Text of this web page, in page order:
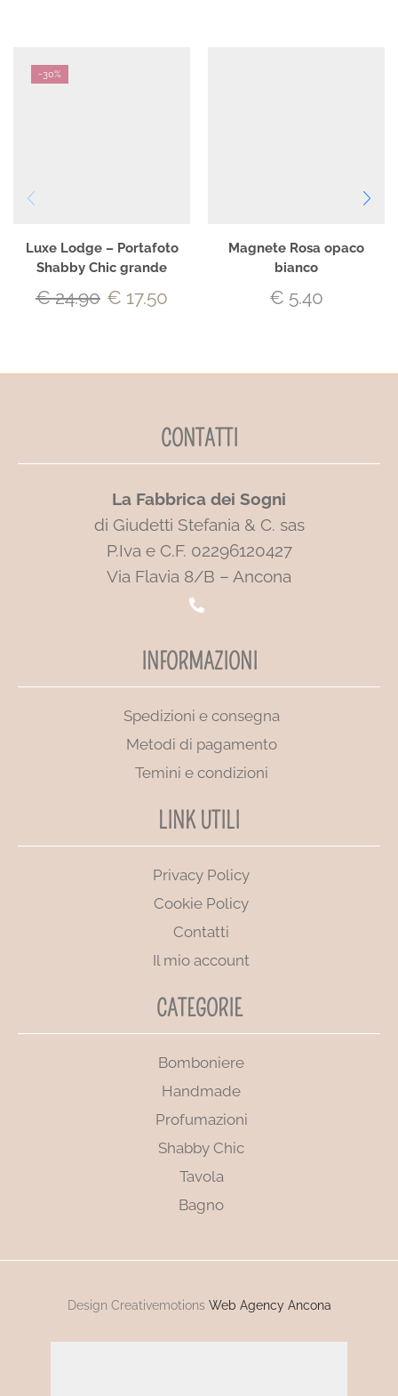
-30%
Luxe Lodge – Portafoto
Shabby Chic grande
€24.90 € 17.50
Magnete Rosa opaco
bianco
€ 5.40
CONTATTI
La Fabbrica dei Sogni
di Giudetti Stefania & C. sas
P.Iva e C.F. 02296120427
Via Flavia 8/B – Ancona
INFORMAZIONI
Spedizioni e consegna
Metodi di pagamento
Temini e condizioni
LINK UTILI
Privacy Policy
Cookie Policy
Contatti
Il mio account
CATEGORIE
Bomboniere
Handmade
Profumazioni
Shabby Chic
Tavola
Bagno
Design Creativemotions Web Agency Ancona